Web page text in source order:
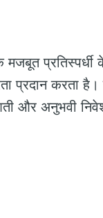
मजबूत
करता है।
और अनुभवी